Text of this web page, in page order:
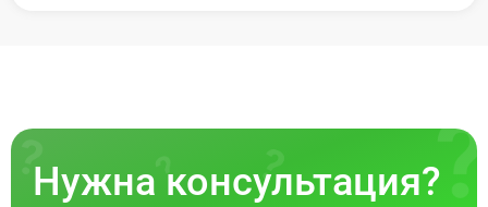
Нужна консультация?